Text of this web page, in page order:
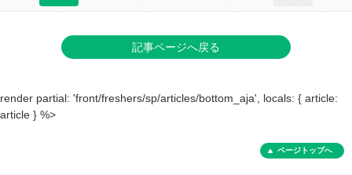
記事ページへ戻る
render partial: 'front/freshers/sp/articles/bottom_aja', locals: { article:
article } %>
ページトップへ